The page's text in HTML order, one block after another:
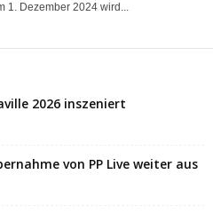
1. Dezember 2024 wird...
2026 inszeniert
von PP Live weiter aus